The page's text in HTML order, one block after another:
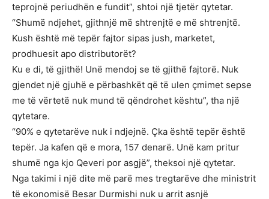
teprojnë periudhën e fundit”, shtoi një tjetër qytetar.
“Shumë ndjehet, gjithnjë më shtrenjtë e më shtrenjtë.
Kush është më tepër fajtor sipas jush, marketet,
prodhuesit apo distributorët?
Ku e di, të gjithë! Unë mendoj se të gjithë fajtorë. Nuk
gjendet një gjuhë e përbashkët që të ulen çmimet sepse
me të vërtetë nuk mund të qëndrohet kështu”, tha një
qytetare.
“90% e qytetarëve nuk i ndjejnë. Çka është tepër është
tepër. Ja kafen që e mora, 157 denarë. Unë kam pritur
shumë nga kjo Qeveri por asgjë”, theksoi një qytetar.
Nga takimi i një dite më parë mes tregtarëve dhe ministrit
të ekonomisë Besar Durmishi nuk u arrit asnjë